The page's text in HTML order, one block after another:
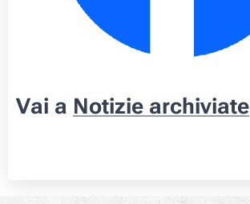
Vai a Notizie archiviate